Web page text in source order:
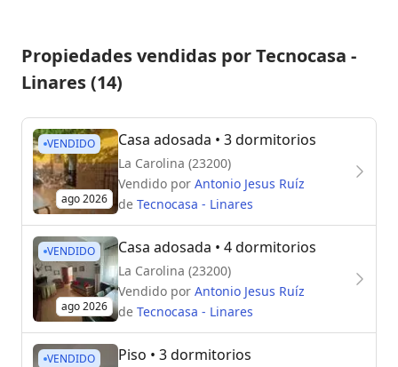
Propiedades vendidas por Tecnocasa -
Linares (14)
VENDIDO
ago 2026
Casa adosada • 3 dormitorios
La Carolina (23200)
Vendido por Antonio Jesus Ruíz
de Tecnocasa - Linares
VENDIDO
ago 2026
Casa adosada • 4 dormitorios
La Carolina (23200)
Vendido por Antonio Jesus Ruíz
de Tecnocasa - Linares
VENDIDO Piso • 3 dormitorios